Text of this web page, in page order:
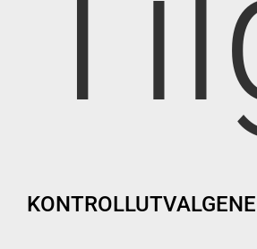
KONTROLLUTVALGENE